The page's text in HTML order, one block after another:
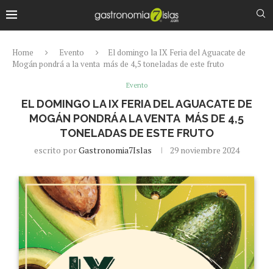
Home Evento
El domingo la IX Feria del Aguacate de
Mogán pondrá a la venta más de 4,5 toneladas de este fruto
Evento
EL DOMINGO LA IX FERIA DEL AGUACATE DE
MOGÁN PONDRÁ A LA VENTA MÁS DE 4,5
TONELADAS DE ESTE FRUTO
escrito porGastronomia7Islas 29 noviembre 2024